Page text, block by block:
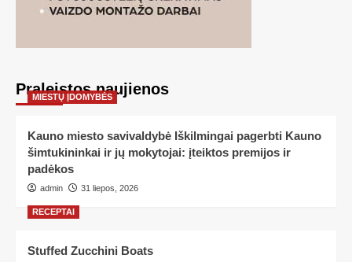
Praleistos naujienos
MIESTŲ ĮDOMYBĖS
Kauno miesto savivaldybė Iškilmingai pagerbti Kauno
šimtukininkai ir jų mokytojai: įteiktos premijos ir
padėkos
admin 31 liepos, 2026
RECEPTAI
Stuffed Zucchini Boats